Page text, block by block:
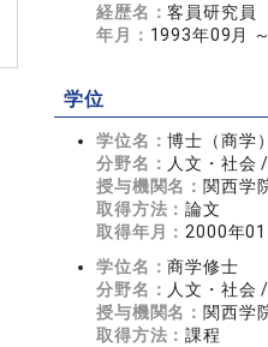
経歴名：客員研究員
年月： 1993年09月
学位
学位名：博士（商学）
分野名： 人文・社会
授与機関名： 関西学
取得方法：論文
取得年月： 2000年01
学位名：商学修士
分野名： 人文・社会
授与機関名： 関西学
取得方法：課程